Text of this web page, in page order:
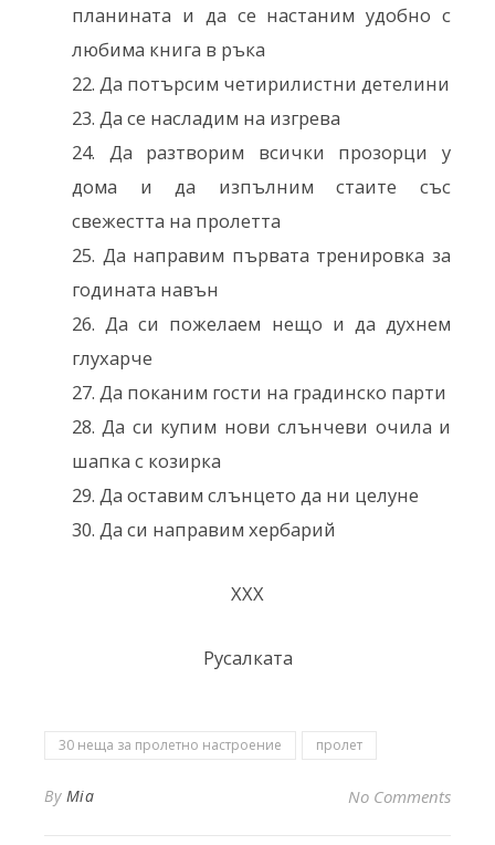
планината и да се настаним удобно с
любима книга в ръка
Да потърсим четирилистни детелини
Да се насладим на изгрева
Да разтворим всички прозорци у
дома и да изпълним стаите със
свежестта на пролетта
Да направим първата тренировка за
годината навън
Да си пожелаем нещо и да духнем
глухарче
Да поканим гости на градинско парти
Да си купим нови слънчеви очила и
шапка с козирка
Да оставим слънцето да ни целуне
Да си направим хербарий
ХХХ
Русалката
30 неща за пролетно настроение пролет
By Mia No Comments